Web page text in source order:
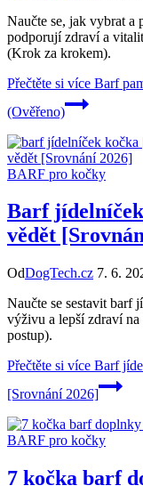
Naučte se, jak vybrat a
podporují zdraví a
(Krok za krokem).
Přečtěte si více Barf
(Ověřeno)
BARF pro kočky
Barf
vědět
OdDogTech.cz 7. 6.
Naučte se sestavit barf
výživu a lepší zdraví
postup).
Přečtěte si více Barf
[Srovnání 2026]
BARF pro kočky
7 kočka barf